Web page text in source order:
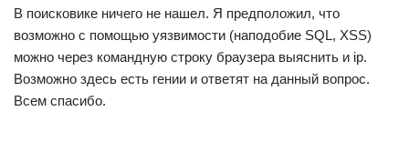
В поисковике ничего не нашел. Я предположил, что
возможно с помощью уязвимости (наподобие SQL, XSS)
можно через командную строку браузера выяснить и ip.
Возможно здесь есть гении и ответят на данный вопрос.
Всем спасибо.